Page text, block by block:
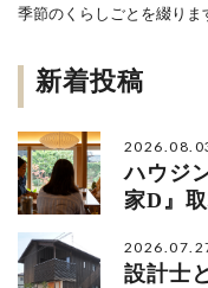
季節のくらしごとを綴りま
新着投稿
ハウジ
家D』
設計士